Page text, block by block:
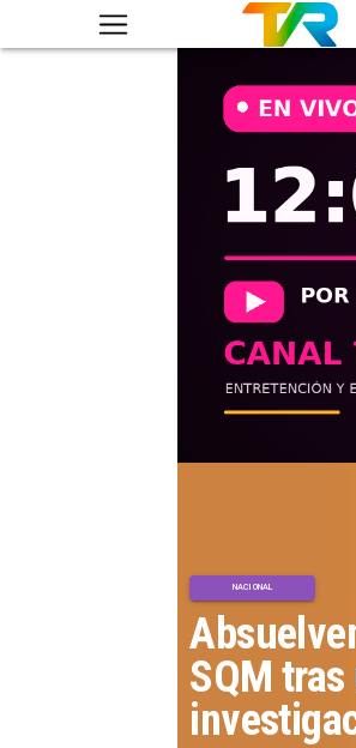
SQM
NACIONAL